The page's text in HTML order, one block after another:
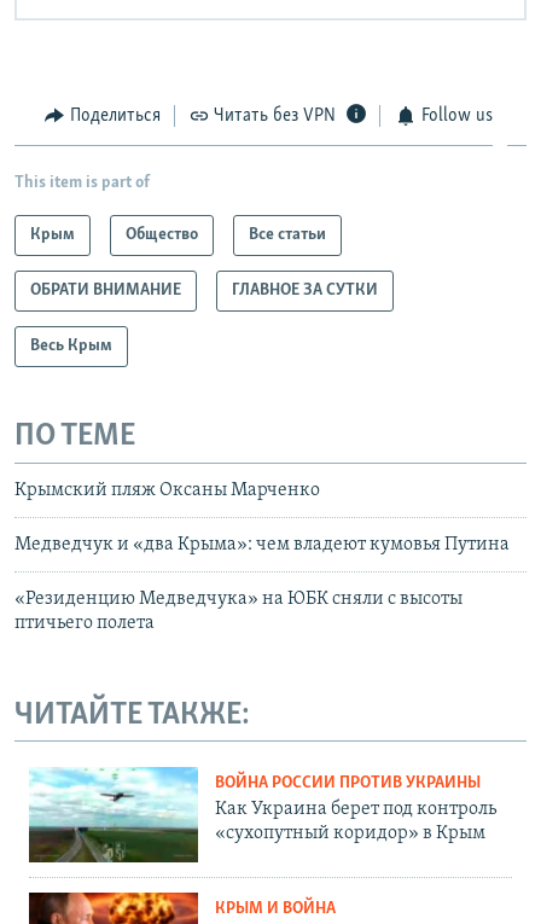
Поделиться Читать без VPN Follow us
This item is part of
Крым Общество Все статьи
ОБРАТИ ВНИМАНИЕ ГЛАВНОЕ ЗА СУТКИ
Весь Крым
ПО ТЕМЕ
Крымский пляж Оксаны Марченко
Медведчук и «два Крыма»: чем владеют кумовья Путина
«Резиденцию Медведчука» на ЮБК сняли с высоты
птичьего полета
ЧИТАЙТЕ ТАКЖЕ:
ВОЙНА РОССИИ ПРОТИВ УКРАИНЫ
Как Украина берет под контроль
«сухопутный коридор» в Крым
КРЫМ И ВОЙНА